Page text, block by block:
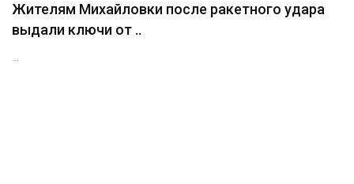
Жителям Михайловки после ракетного удара
выдали ключи от ..
...